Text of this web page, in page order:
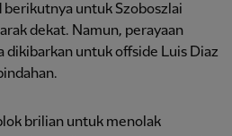
untuk Szoboszlai
dekat. Namun, perayaan
untuk offside Luis Diaz
brilian untuk menolak